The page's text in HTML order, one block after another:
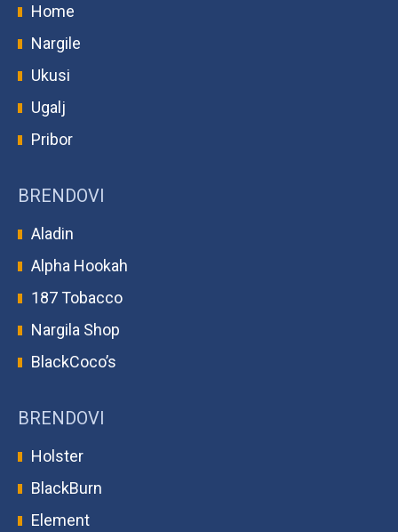
Home
Nargile
Ukusi
Ugalj
Pribor
BRENDOVI
Aladin
Alpha Hookah
187 Tobacco
Nargila Shop
BlackCoco’s
BRENDOVI
Holster
BlackBurn
Element